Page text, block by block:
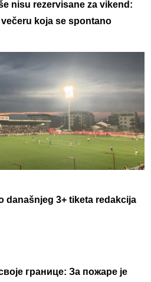
nisu rezervisane za vikend:
koja se spontano
današnjeg 3+ tiketa redakcija
границе: За пожаре је